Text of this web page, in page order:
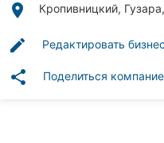
рубрики
place Кропивницкий,
edit Редактировать
share Поделиться